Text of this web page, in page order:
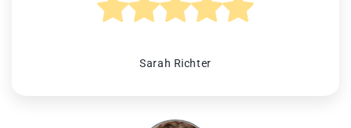
Sarah Richter